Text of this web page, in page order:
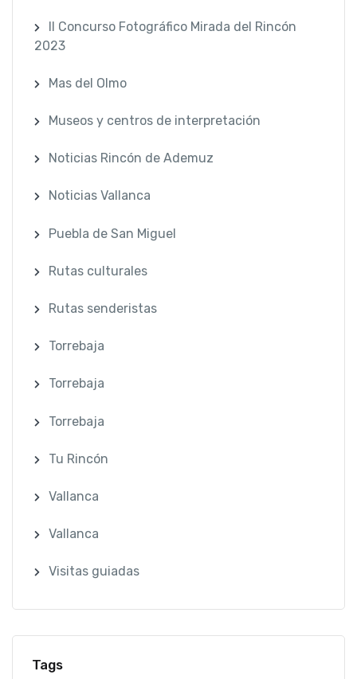
II Concurso Fotográfico Mirada del Rincón
2023
Mas del Olmo
Museos y centros de interpretación
Noticias Rincón de Ademuz
Noticias Vallanca
Puebla de San Miguel
Rutas culturales
Rutas senderistas
Torrebaja
Torrebaja
Torrebaja
Tu Rincón
Vallanca
Vallanca
Visitas guiadas
Tags